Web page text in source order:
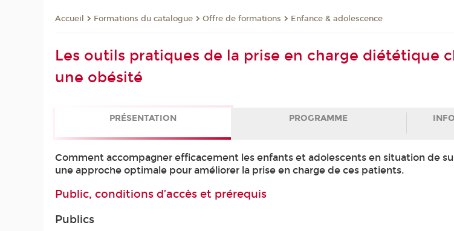
Accueil Formations du catalogue Offre de formations Enfance & adolescence
Les outils pratiques de la prise en charge diététique
une obésité
PRÉSENTATION PROGRAMME
Comment accompagner efficacement les enfants et adolescents en situation de
une approche optimale pour améliorer la prise en charge de ces patients.
Public, conditions d’accès et prérequis
Publics